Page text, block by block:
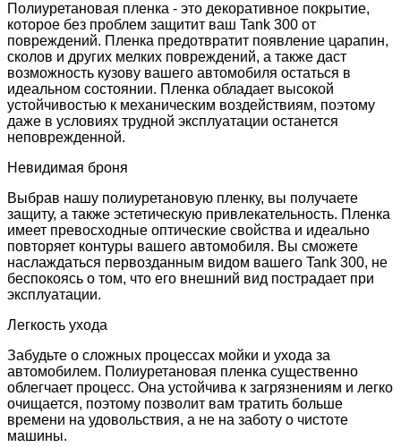
Полиуретановая пленка - это декоративное покрытие,
которое без проблем защитит ваш Tank 300 от
повреждений. Пленка предотвратит появление царапин,
сколов и других мелких повреждений, а также даст
возможность кузову вашего автомобиля остаться в
идеальном состоянии. Пленка обладает высокой
устойчивостью к механическим воздействиям, поэтому
даже в условиях трудной эксплуатации останется
неповрежденной.
Невидимая броня
Выбрав нашу полиуретановую пленку, вы получаете
защиту, а также эстетическую привлекательность. Пленка
имеет превосходные оптические свойства и идеально
повторяет контуры вашего автомобиля. Вы сможете
наслаждаться первозданным видом вашего Tank 300, не
беспокоясь о том, что его внешний вид пострадает при
эксплуатации.
Легкость ухода
Забудьте о сложных процессах мойки и ухода за
автомобилем. Полиуретановая пленка существенно
облегчает процесс. Она устойчива к загрязнениям и легко
очищается, поэтому позволит вам тратить больше
времени на удовольствия, а не на заботу о чистоте
машины.